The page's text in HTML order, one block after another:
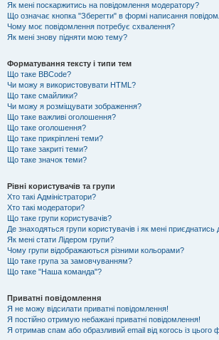
Як мені поскаржитись на повідомлення модератору?
Що означає кнопка "Зберегти" в формі написання
Чому моє повідомлення потребує схвалення?
Як мені знову підняти мою тему?
Форматування тексту і типи тем
Що таке BBCode?
Чи можу я використовувати HTML?
Що таке смайлики?
Чи можу я розміщувати зображення?
Що таке важливі оголошення?
Що таке оголошення?
Що таке прикріплені теми?
Що таке закриті теми?
Що таке значок теми?
Рівні користувачів та групи
Хто такі Адміністратори?
Хто такі модератори?
Що таке групи користувачів?
Де знаходяться групи користувачів і як мені приєднатись
Як мені стати Лідером групи?
Чому групи відображаються різними кольорами?
Що таке група за замовчуванням?
Що таке "Наша команда"?
Приватні повідомлення
Я не можу відсилати приватні повідомлення!
Я постійно отримую небажані приватні повідомлення!
Я отримав спам або образливий email від когось із цього